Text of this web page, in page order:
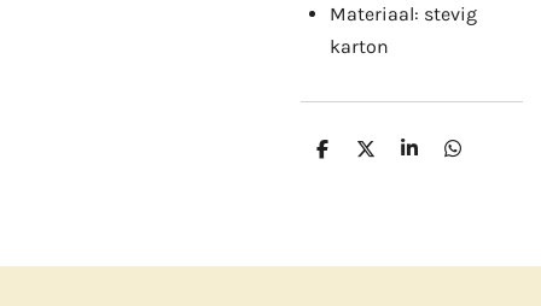
Materiaal: stevig
karton
D
D
S
D